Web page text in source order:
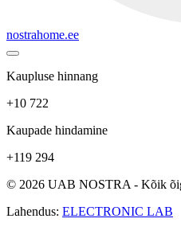
nostrahome.ee
Kaupluse hinnang
+10 722
Kaupade hindamine
+119 294
© 2026 UAB NOSTRA - Kõik
Lahendus: ELECTRONIC LAB